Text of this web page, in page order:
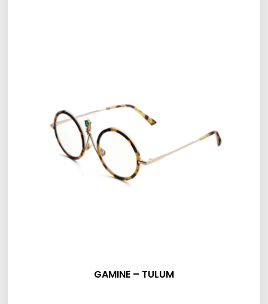
GAMINE – TULUM